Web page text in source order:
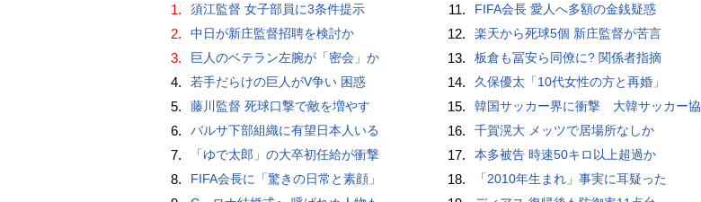
1. 須江監督 女子部員に3条件提示
2. 中日が新庄監督招聘を検討か
3. 巨人のベテラン左腕が「密会」か
4. 若手だらけの巨人がV争い 困惑
5. 藤川監督 死球口撃で敵を増やす
6. バルサ下部組織に有望日本人いる
7. 「ゆで太郎」の大卒初任給が衝撃
8. FIFA会長に「驚きの日常と素顔」
11. FIFA会長 愛人へ多額の金銭疑惑
12. 楽天から死球5個 新庄監督が苦言
13. 板倉も冨安ら同僚に? 関係者指摘
14. 久保優太「10代女性の方と再婚」
15. 韓国サッカー界に衝撃 大韓サッカー協会に外国人審判への“性的接待”疑惑 韓国メディアが報道
16. 千賀滉大 メッツで居場所なしか
17. 本多被告 時速50キロ以上超過か
18. 「2010年生まれ」事実に耳疑った